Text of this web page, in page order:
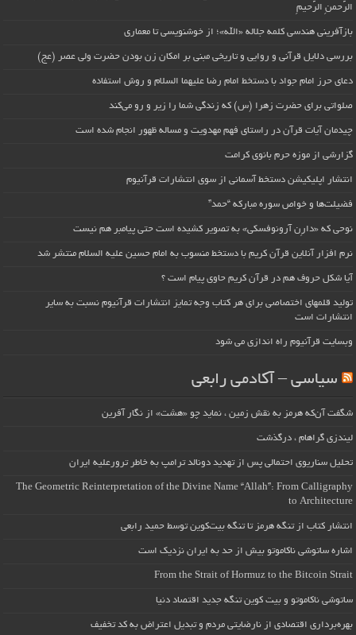
الرَّحمنِ الرَّحیمِ
بازآفرینی هندسی کلمه جلاله «الله»؛ از خوشنویسی تا معماری
بررسی دلایل قرآنی و روایی و تاریخی مبنی بر امکان زن بودن حضرت ولی عصر (عج)
دعای حرز امام جواد با دستخط امام رضا علیهما السلام و روش استفاده
صلواتی برای حضرت زهرا (س) که زندگی شما را زیر و رو می‌کند
چیدمان آیات قرآن در راستای فهم مهدویت و مساله ظهور انجام شده است
گزارشی از موزه حرم بانوی کرامت
انتشار اپلیکیشن دستخط آسمانی از سوی انتشارات قرآنیوم
فضیلت‌ها و خواص سوره مبارکه “حمد”
نوحی که «دارِن آرونوفسکی» به تصویر کشیده است حتی پیامبر هم نیست
نرم افزار آنلاین قرآن کریم با دستخط منسوب به امام حسین علیه السلام منتشر شد
آیا شکل حروف هم در قرآن کریم حاوی پیام است ؟
تولید قلمهای اختصاصی برای هر کتاب وجه تمایز انتشارات قرآنیوم نسبت به سایر
انتشارات است
وبسایت قرآنیوم راه اندازی می شود
سیاسی – آکادمی رابعی
شگفت آن‌که هرمز به نقش زمین ، نماید چو «هشت» از نگار آفرین
لیندزی گراهام ، درگذشت
تحلیل سناریوی احتمالی پس از تهدید دونالد ترامپ به خاطر ترورعلیه ایران
The Geometric Reinterpretation of the Divine Name “Allah”: From Calligraphy
to Architecture
انتشار کتاب از تنگه هرمز تا تنگه بیت‌کوین توسط حمید رابعی
اشاره ساتوشی ناکاموتو بیش از حد به ایران نزدیک است
From the Strait of Hormuz to the Bitcoin Strait
ساتوشی ناکاموتو و بیت کوین تنگه جدید اقتصاد دنیا
بهره‌برداری اقتصادی از نارضایتی مردم و تبدیل اعتراض به کد تخفیف